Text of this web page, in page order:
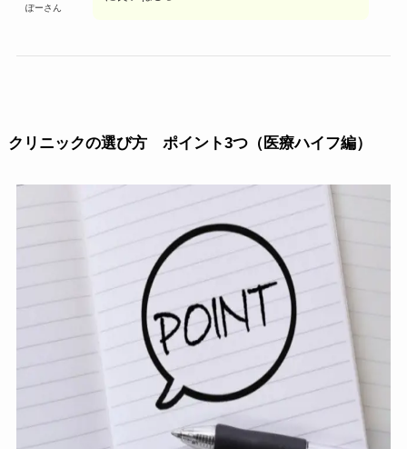
ぽーさん
クリニックの選び方 ポイント3つ（医療ハイフ編）